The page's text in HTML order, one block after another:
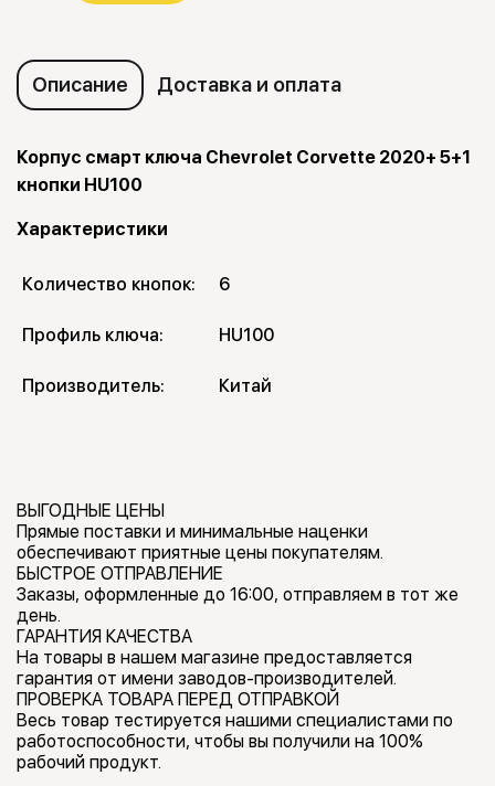
Описание Доставка и оплата
Корпус смарт ключа Chevrolet Corvette 2020+ 5+1
кнопки HU100
Характеристики
Количество кнопок: 6
Профиль ключа: HU100
Производитель: Китай
ВЫГОДНЫЕ ЦЕНЫ
Прямые поставки и минимальные наценки
обеспечивают приятные цены покупателям.
БЫСТРОЕ ОТПРАВЛЕНИЕ
Заказы, оформленные до 16:00, отправляем в тот же
день.
ГАРАНТИЯ КАЧЕСТВА
На товары в нашем магазине предоставляется
гарантия от имени заводов-производителей.
ПРОВЕРКА ТОВАРА ПЕРЕД ОТПРАВКОЙ
Весь товар тестируется нашими специалистами по
работоспособности, чтобы вы получили на 100%
рабочий продукт.